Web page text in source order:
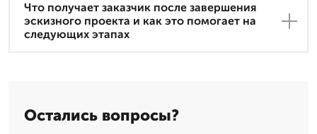
Что получает заказчик после завершения
эскизного проекта и как это помогает на
следующих этапах
Остались вопросы?